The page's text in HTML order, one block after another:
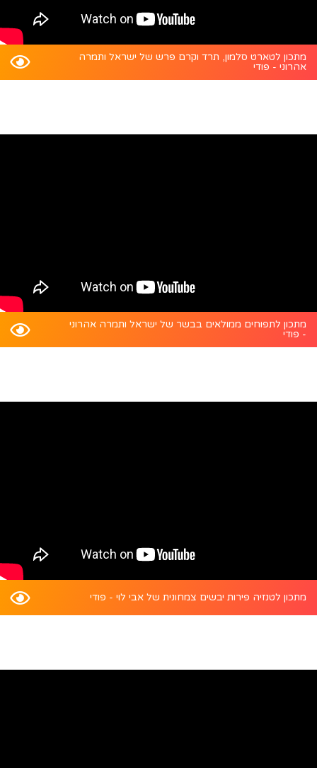
מתכון לטארט סלמון, תרד וקרם פרש של ישראל ותמרה
אהרוני - פודי
מתכון לתפוחים ממולאים בבשר של ישראל ותמרה אהרוני
- פודי
מתכון לטנזיה פירות יבשים צמחונית של אבי לוי - פודי